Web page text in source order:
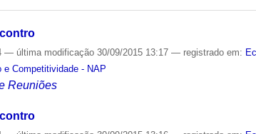
— última modificação 30/09/2015 13:17— registrado em:
e Competitividade - NAP
Reuniões